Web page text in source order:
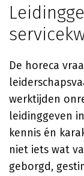
De horeca
werktijden
leidinggeven
kennis én
niet iets wat
geborgd,